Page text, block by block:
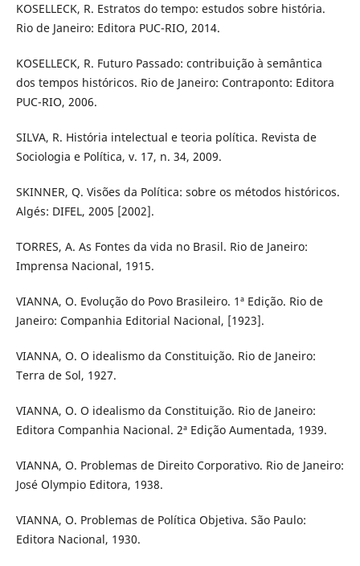
KOSELLECK, R. Estratos do tempo: estudos sobre história.
Rio de Janeiro: Editora PUC-RIO, 2014.
KOSELLECK, R. Futuro Passado: contribuição à semântica
dos tempos históricos. Rio de Janeiro: Contraponto: Editora
PUC-RIO, 2006.
SILVA, R. História intelectual e teoria política. Revista de
Sociologia e Política, v. 17, n. 34, 2009.
SKINNER, Q. Visões da Política: sobre os métodos históricos.
Algés: DIFEL, 2005 [2002].
TORRES, A. As Fontes da vida no Brasil. Rio de Janeiro:
Imprensa Nacional, 1915.
VIANNA, O. Evolução do Povo Brasileiro. 1ª Edição. Rio de
Janeiro: Companhia Editorial Nacional, [1923].
VIANNA, O. O idealismo da Constituição. Rio de Janeiro:
Terra de Sol, 1927.
VIANNA, O. O idealismo da Constituição. Rio de Janeiro:
Editora Companhia Nacional. 2ª Edição Aumentada, 1939.
VIANNA, O. Problemas de Direito Corporativo. Rio de Janeiro:
José Olympio Editora, 1938.
VIANNA, O. Problemas de Política Objetiva. São Paulo:
Editora Nacional, 1930.